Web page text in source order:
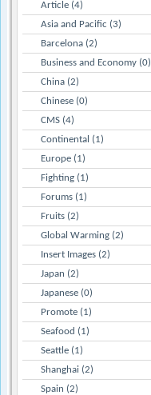
Article (4)
Asia and Pacific (3)
Barcelona (2)
Business and Economy (0)
China (2)
Chinese (0)
CMS (4)
Continental (1)
Europe (1)
Fighting (1)
Forums (1)
Fruits (2)
Global Warming (2)
Insert Images (2)
Japan (2)
Japanese (0)
Promote (1)
Seafood (1)
Seattle (1)
Shanghai (2)
Spain (2)